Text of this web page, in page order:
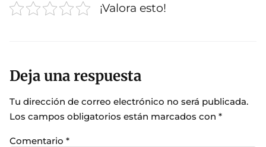
¡Valora esto!
Deja una respuesta
Tu dirección de correo electrónico no será publicada.
Los campos obligatorios están marcados con *
Comentario *